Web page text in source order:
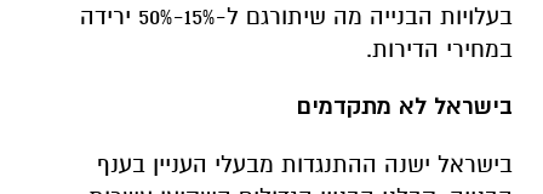
בעלויות הבנייה מה שיתורגם ל-15%-50% ירידה
במחירי הדירות.
בישראל לא מתקדמים
בישראל ישנה ההתנגדות מבעלי העניין בענף